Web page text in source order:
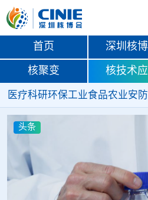
首页 深圳核
核聚变 核技术
医疗科研环保工业食品农业安防
头条